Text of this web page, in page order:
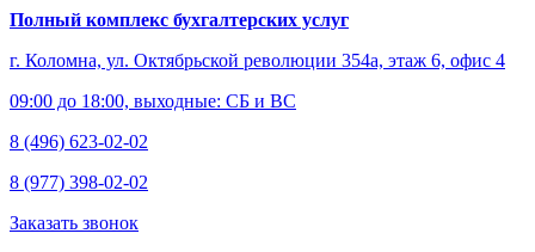
Полный комплекс бухгалтерских услуг
г. Коломна, ул. Октябрьской революции 354а, этаж 6, офис 4
09:00 до 18:00, выходные: СБ и ВС
8 (496) 623-02-02
8 (977) 398-02-02
Заказать звонок